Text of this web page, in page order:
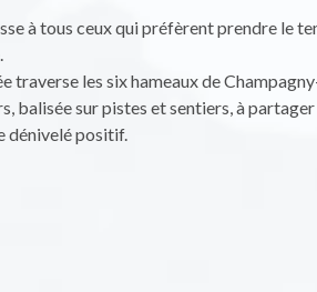
à tous ceux qui préfèrent prendre le
traverse les six hameaux de
balisée sur pistes et sentiers, à
dénivelé positif.